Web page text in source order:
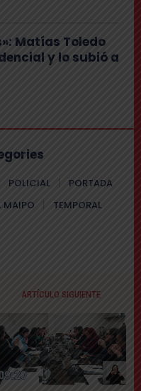
Matías Toledo
y lo subió a
POLICIAL
PORTADA
MAIPO TEMPORAL
ARTÍCULO SIGUIENTE